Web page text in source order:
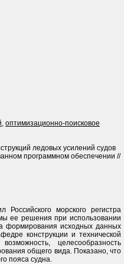
, оптимизационно-поисковое
ледовых усилений судов
программном обеспечении //
морского регистра
ее решения при использовании
формирования исходных данных
конструкции и технической
целесообразность
общего вида. Показано, что
пояса судна.